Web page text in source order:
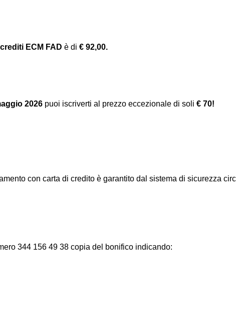
ECM FAD è di € 92,00.
2026 puoi iscriverti al prezzo eccezionale di soli € 70!
con carta di credito è garantito dal sistema di sicurezza
344 156 49 38 copia del bonifico indicando: